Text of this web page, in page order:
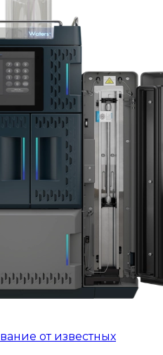
от известных